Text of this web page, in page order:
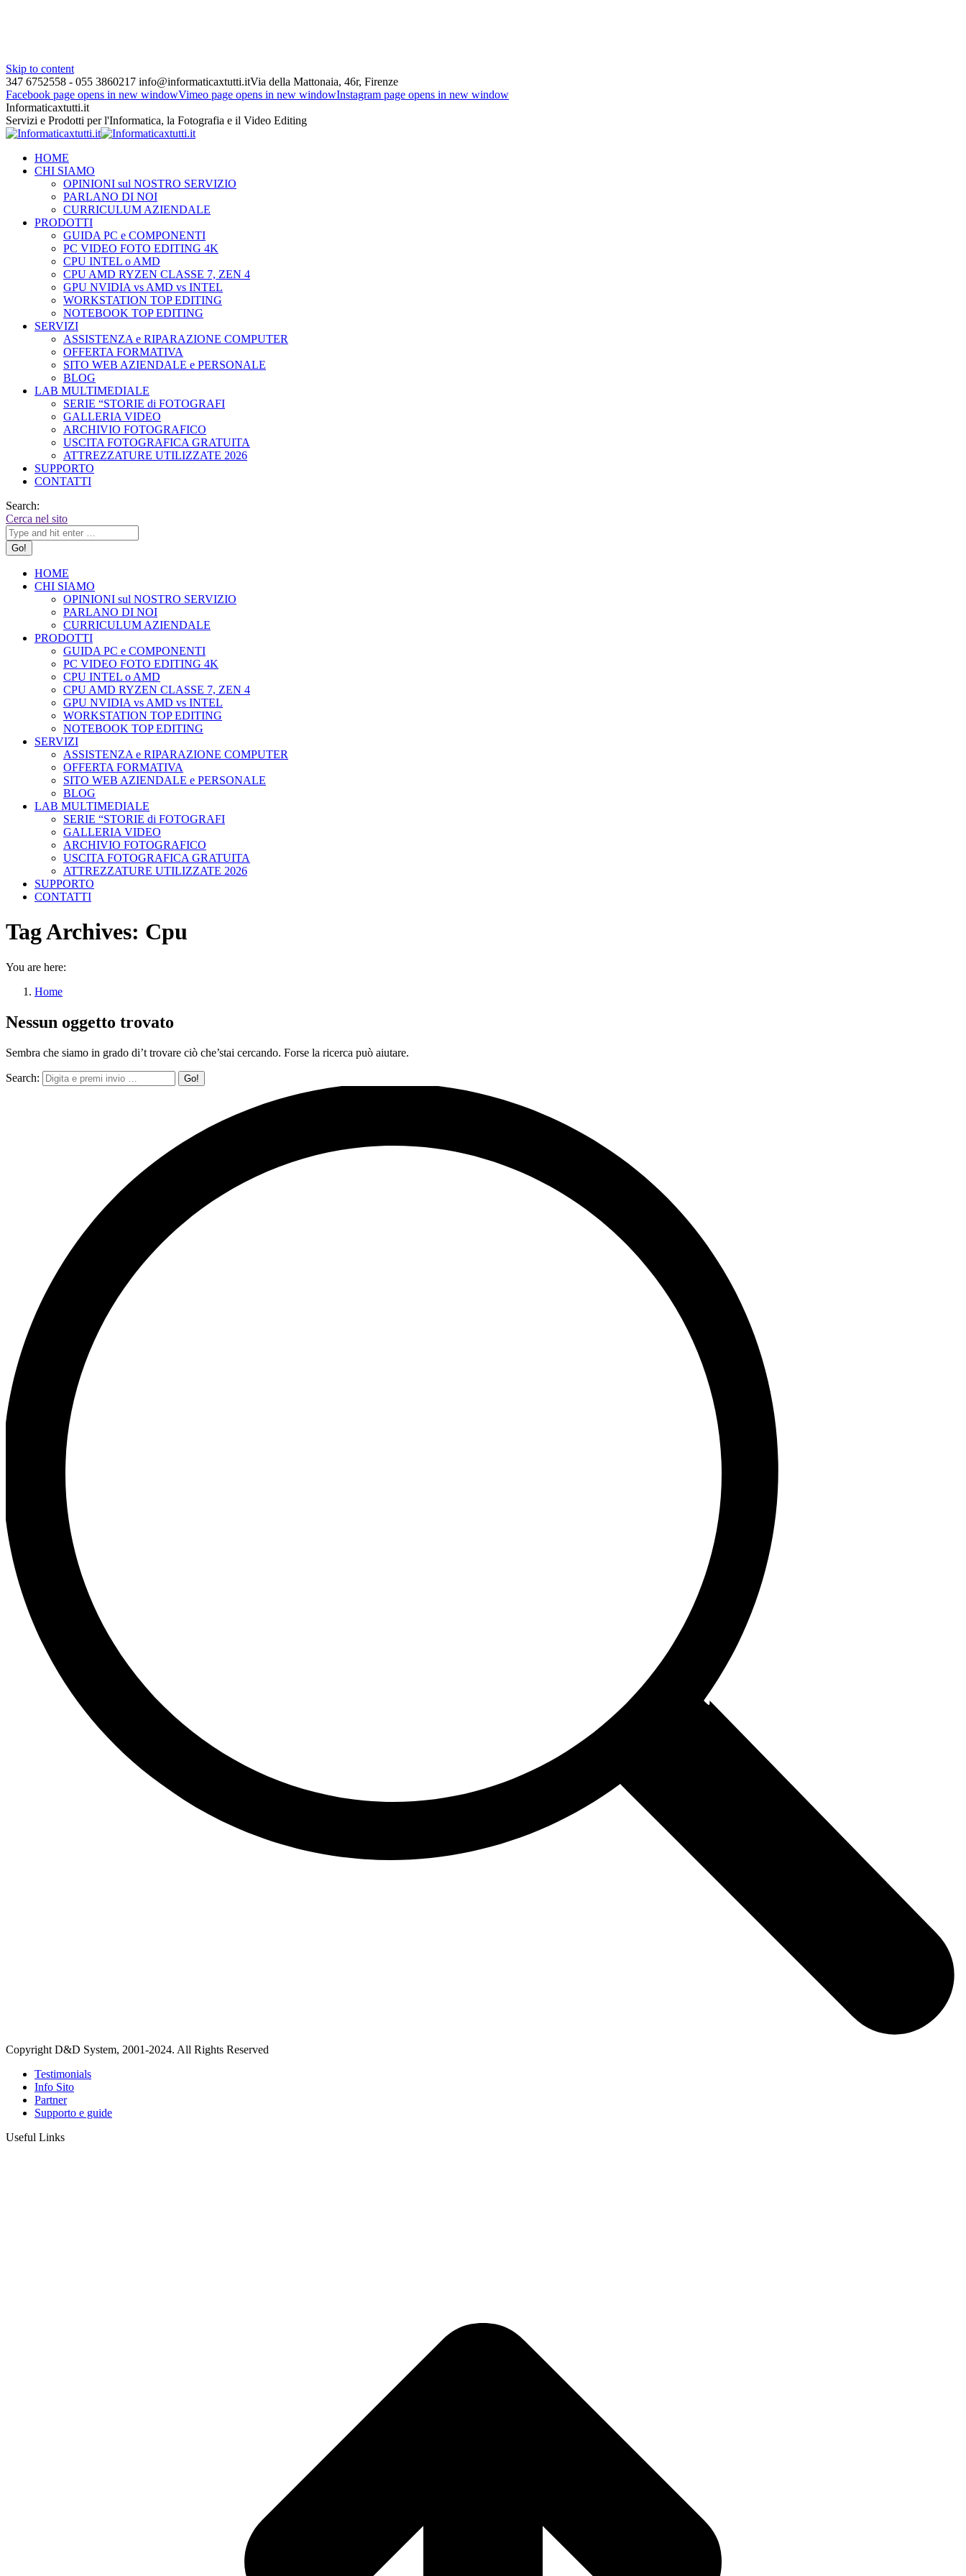
Skip to content
347 6752558 - 055 3860217 info@informaticaxtutti.itVia della Mattonaia, 46r, Firenze
Facebook page opens in new windowVimeo page opens in new windowInstagram page opens in new window
Informaticaxtutti.it
Servizi e Prodotti per l'Informatica, la Fotografia e il Video Editing
HOME
CHI SIAMO
OPINIONI sul NOSTRO SERVIZIO
PARLANO DI NOI
CURRICULUM AZIENDALE
PRODOTTI
GUIDA PC e COMPONENTI
PC VIDEO FOTO EDITING 4K
CPU INTEL o AMD
CPU AMD RYZEN CLASSE 7, ZEN 4
GPU NVIDIA vs AMD vs INTEL
WORKSTATION TOP EDITING
NOTEBOOK TOP EDITING
SERVIZI
ASSISTENZA e RIPARAZIONE COMPUTER
OFFERTA FORMATIVA
SITO WEB AZIENDALE e PERSONALE
BLOG
LAB MULTIMEDIALE
SERIE “STORIE di FOTOGRAFI
GALLERIA VIDEO
ARCHIVIO FOTOGRAFICO
USCITA FOTOGRAFICA GRATUITA
ATTREZZATURE UTILIZZATE 2026
SUPPORTO
CONTATTI
Search:
Cerca nel sito
HOME
CHI SIAMO
OPINIONI sul NOSTRO SERVIZIO
PARLANO DI NOI
CURRICULUM AZIENDALE
PRODOTTI
GUIDA PC e COMPONENTI
PC VIDEO FOTO EDITING 4K
CPU INTEL o AMD
CPU AMD RYZEN CLASSE 7, ZEN 4
GPU NVIDIA vs AMD vs INTEL
WORKSTATION TOP EDITING
NOTEBOOK TOP EDITING
SERVIZI
ASSISTENZA e RIPARAZIONE COMPUTER
OFFERTA FORMATIVA
SITO WEB AZIENDALE e PERSONALE
BLOG
LAB MULTIMEDIALE
SERIE “STORIE di FOTOGRAFI
GALLERIA VIDEO
ARCHIVIO FOTOGRAFICO
USCITA FOTOGRAFICA GRATUITA
ATTREZZATURE UTILIZZATE 2026
SUPPORTO
CONTATTI
Tag Archives: Cpu
You are here:
Home
Nessun oggetto trovato
Sembra che siamo in grado di’t trovare ciò che’stai cercando. Forse la ricerca può aiutare.
Search:
Copyright D&D System, 2001-2024. All Rights Reserved
Testimonials
Info Sito
Partner
Supporto e guide
Useful Links